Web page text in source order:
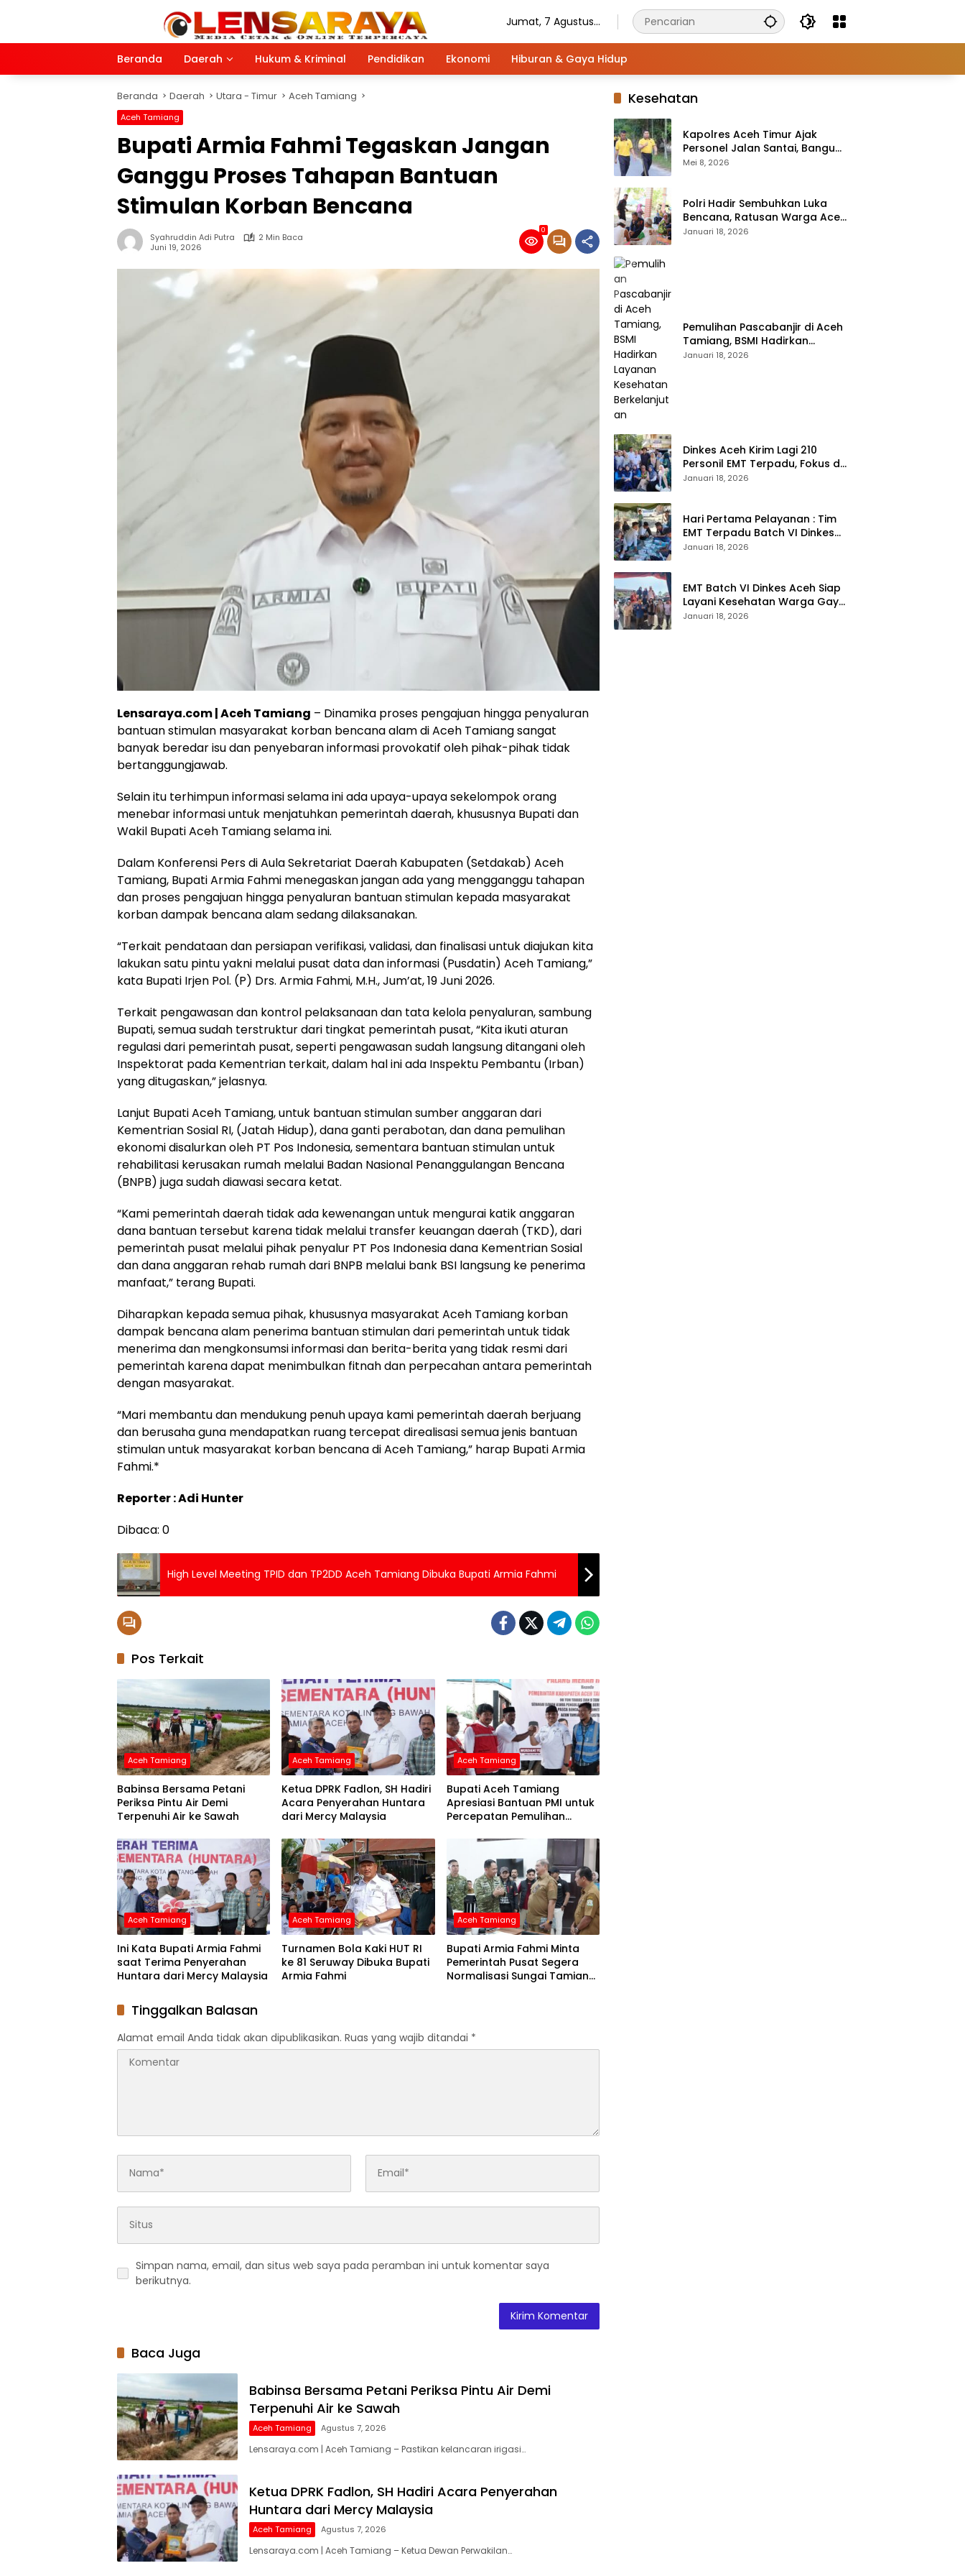
Jumat, 7 Agustus
Beranda
Daerah Hukum & Kriminal Pendidikan Ekonomi Hiburan & Gaya Hidup
Beranda Daerah Utara - Timur Aceh Tamiang
Aceh Tamiang
Bupati Armia Fahmi Tegaskan Jangan
Ganggu Proses Tahapan Bantuan
Stimulan Korban Bencana
Syahruddin Adi Putra
2 Min Baca
Juni 19, 2026
0
Lensaraya.com | Aceh Tamiang – Dinamika proses pengajuan hingga penyaluran
bantuan stimulan masyarakat korban bencana alam di Aceh Tamiang sangat
banyak beredar isu dan penyebaran informasi provokatif oleh pihak-pihak tidak
bertanggungjawab.
Selain itu terhimpun informasi selama ini ada upaya-upaya sekelompok orang
menebar informasi untuk menjatuhkan pemerintah daerah, khususnya Bupati dan
Wakil Bupati Aceh Tamiang selama ini.
Dalam Konferensi Pers di Aula Sekretariat Daerah Kabupaten (Setdakab) Aceh
Tamiang, Bupati Armia Fahmi menegaskan jangan ada yang mengganggu tahapan
dan proses pengajuan hingga penyaluran bantuan stimulan kepada masyarakat
korban dampak bencana alam sedang dilaksanakan.
“Terkait pendataan dan persiapan verifikasi, validasi, dan finalisasi untuk diajukan kita
lakukan satu pintu yakni melalui pusat data dan informasi (Pusdatin) Aceh Tamiang,”
kata Bupati Irjen Pol. (P) Drs. Armia Fahmi, M.H., Jum’at, 19 Juni 2026.
Terkait pengawasan dan kontrol pelaksanaan dan tata kelola penyaluran, sambung
Bupati, semua sudah terstruktur dari tingkat pemerintah pusat, “Kita ikuti aturan
regulasi dari pemerintah pusat, seperti pengawasan sudah langsung ditangani oleh
Inspektorat pada Kementrian terkait, dalam hal ini ada Inspektu Pembantu (Irban)
yang ditugaskan,” jelasnya.
Lanjut Bupati Aceh Tamiang, untuk bantuan stimulan sumber anggaran dari
Kementrian Sosial RI, (Jatah Hidup), dana ganti perabotan, dan dana pemulihan
ekonomi disalurkan oleh PT Pos Indonesia, sementara bantuan stimulan untuk
rehabilitasi kerusakan rumah melalui Badan Nasional Penanggulangan Bencana
(BNPB) juga sudah diawasi secara ketat.
“Kami pemerintah daerah tidak ada kewenangan untuk mengurai katik anggaran
dana bantuan tersebut karena tidak melalui transfer keuangan daerah (TKD), dari
pemerintah pusat melalui pihak penyalur PT Pos Indonesia dana Kementrian Sosial
dan dana anggaran rehab rumah dari BNPB melalui bank BSI langsung ke penerima
manfaat,” terang Bupati.
Diharapkan kepada semua pihak, khususnya masyarakat Aceh Tamiang korban
dampak bencana alam penerima bantuan stimulan dari pemerintah untuk tidak
menerima dan mengkonsumsi informasi dan berita-berita yang tidak resmi dari
pemerintah karena dapat menimbulkan fitnah dan perpecahan antara pemerintah
dengan masyarakat.
“Mari membantu dan mendukung penuh upaya kami pemerintah daerah berjuang
dan berusaha guna mendapatkan ruang tercepat direalisasi semua jenis bantuan
stimulan untuk masyarakat korban bencana di Aceh Tamiang,” harap Bupati Armia
Fahmi.*
Reporter : Adi Hunter
Dibaca: 0
High Level Meeting TPID dan TP2DD Aceh Tamiang Dibuka Bupati Armia Fahmi
Pos Terkait
Aceh Tamiang
Babinsa Bersama Petani
Periksa Pintu Air Demi
Terpenuhi Air ke Sawah
Aceh Tamiang
Ketua DPRK Fadlon, SH Hadiri
Acara Penyerahan Huntara
dari Mercy Malaysia
Aceh Tamiang
Bupati Aceh Tamiang
Apresiasi Bantuan PMI untuk
Percepatan Pemulihan
Aceh Tamiang
Ini Kata Bupati Armia Fahmi
saat Terima Penyerahan
Huntara dari Mercy Malaysia
Aceh Tamiang
Turnamen Bola Kaki HUT RI
ke 81 Seruway Dibuka Bupati
Armia Fahmi
Aceh Tamiang
Bupati Armia Fahmi Minta
Pemerintah Pusat Segera
Normalisasi Sungai Tamiang,
Tinggalkan Balasan
Alamat email Anda tidak akan dipublikasikan. Ruas yang wajib ditandai *
Simpan nama, email, dan situs web saya pada peramban ini untuk komentar saya
berikutnya.
Baca Juga
Babinsa Bersama Petani Periksa Pintu Air Demi
Terpenuhi Air ke Sawah
Aceh Tamiang Agustus 7, 2026
Lensaraya.com | Aceh Tamiang – Pastikan kelancaran irigasi…
Ketua DPRK Fadlon, SH Hadiri Acara Penyerahan
Huntara dari Mercy Malaysia
Aceh Tamiang Agustus 7, 2026
Lensaraya.com | Aceh Tamiang – Ketua Dewan Perwakilan…
Kesehatan
Kapolres Aceh Timur Ajak
Personel Jalan Santai, Bangun
Semangat Sehat dan Solid
Mei 8, 2026
Polri Hadir Sembuhkan Luka
Bencana, Ratusan Warga Aceh
Tengah Terlayani Bakti
Januari 18, 2026
Pemulihan Pascabanjir di Aceh
Tamiang, BSMI Hadirkan
Layanan Kesehatan
Januari 18, 2026
Dinkes Aceh Kirim Lagi 210
Personil EMT Terpadu, Fokus di
Tujuh Kabupaten
Januari 18, 2026
Hari Pertama Pelayanan : Tim
EMT Terpadu Batch VI Dinkes
Aceh Jangkau Wilayah
Januari 18, 2026
EMT Batch VI Dinkes Aceh Siap
Layani Kesehatan Warga Gayo
Lues, Ini Lokasi Yang Akan
Januari 18, 2026